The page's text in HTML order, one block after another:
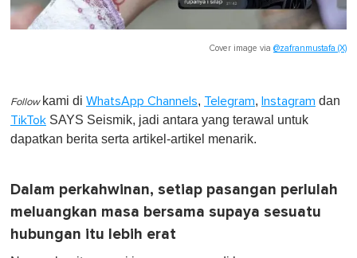
Cover image via @zafranmustafa (X)
Follow kami di WhatsApp Channels, Telegram, Instagram dan
TikTok SAYS Seismik, jadi antara yang terawal untuk
dapatkan berita serta artikel-artikel menarik.
Dalam perkahwinan, setiap pasangan perlulah
meluangkan masa bersama supaya sesuatu
hubungan itu lebih erat